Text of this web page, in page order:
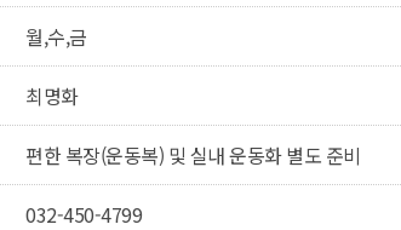
월,수,금
최명화
편한 복장(운동복) 및 실내 운동화 별도 준비
032-450-4799